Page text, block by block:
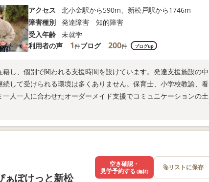
アクセス
北小金駅から590m、新松戸駅から1746m
障害種別
発達障害 知的障害
受入年齢
未就学
利用者の声
1件ブログ 200件 ブログup
し、個別で関われる支援時間を設けています。発達支援施設の中
して受けられる環境は多くありません。保育士、小学校教諭、看
人一人に合わせたオーダーメイド支援でコミュニケーションの土
ぁぽけっと新松
空き確認・
見学予約する (無料) リストに保存